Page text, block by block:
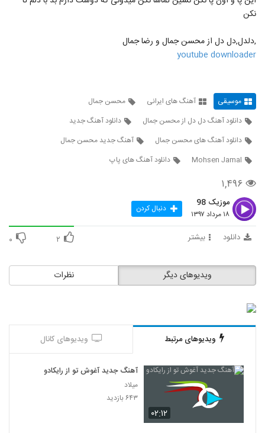
570
موزیک زیبای لیلای من از ایمان غلامی
۱,۸۵۰ بازدید
573
دانلود آهنگ تا ابد عاشقتم از امیرحسین نوشالی
574
دانلود آهنگ جدید و زیبای فریان با نام آی
دیوونه (رمیکس)
۴,۰۷۰ بازدید
577
دانلود آهنگ علی یاسینی وای وای
آهنگ عشق من از مجتبی دل زنده(پاپ)
۱,۵۵۳ بازدید
نکن
,دلدل,دل دل از محسن جمال و رضا جمال
youtube downloader
موسیقی آهنگ های ایرانی
محسن جمال
دانلود آهنگ دل دل از محسن جمال
دانلود آهنگ جدید
دانلود آهنگ های محسن جمال
آهنگ جدید محسن جمال
Mohsen Jamal
دانلود آهنگ های پاپ
۱,۴۹۶
موزیک 98
۱۸ مرداد ۱۳۹۷ دنبال کردن
دانلود بیشتر ۲ ۰
نظرات ویدیوهای دیگر
ویدیوهای مرتبط ویدیوهای کانال
۰۲:۱۲
آهنگ جدید آغوش تو از رایکادو
میلاد
۶۴۳ بازدید